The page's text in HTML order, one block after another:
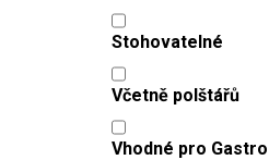
Stohovatelné
Včetně polštářů
Vhodné pro Gastro